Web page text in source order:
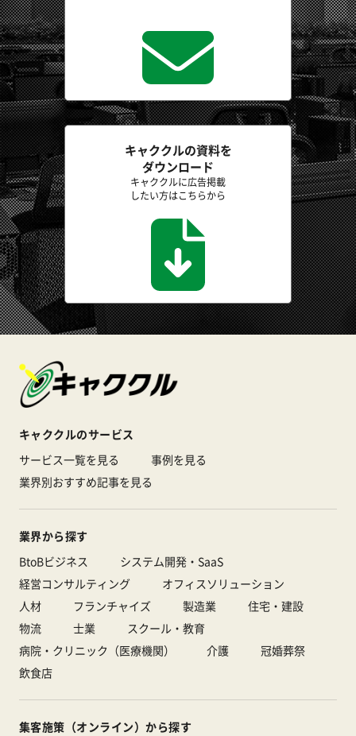
キャククルの資料を
ダウンロード
キャククルに広告掲載
したい方はこちらから
キャククルのサービス
サービス一覧を見る
事例を見る
業界別おすすめ記事を見る
業界から探す
BtoBビジネス
システム開発・SaaS
経営コンサルティング
オフィスソリューション
人材
フランチャイズ 製造業
住宅・建設
物流
士業
スクール・教育
病院・クリニック（医療機関）
介護
冠婚葬祭
飲食店
集客施策（オンライン）から探す